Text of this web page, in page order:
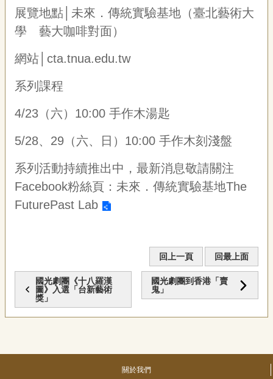
S
展覽地點│未來．傳統實驗基地（臺北藝術大
學 藝大咖啡對面）
網站│ cta.tnua.edu.tw
系列課程
4/23 （六）10:00 手作木湯匙
5/28、29（六、日）10:00 手作木刻淺盤
系列活動持續推出中，最新消息敬請關注
Facebook粉絲頁： 未來．傳統實驗基地The
FuturePast Lab
回上一頁 回最上面
國光劇團《十八羅漢
圖》入選「台新藝術
獎」
國光劇團到香港「賣
鬼」
關於我們